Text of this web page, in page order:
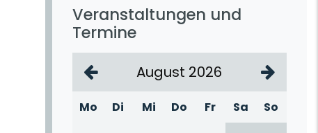
Veranstaltungen und
Termine
August 2026
Mo Di Mi Do Fr Sa
So